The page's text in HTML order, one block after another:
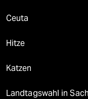
Ceuta
Hitze
Katzen
Landtagswahl in